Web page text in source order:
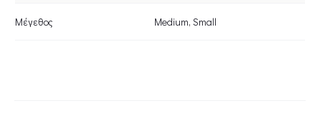
Μέγεθος Medium, Small